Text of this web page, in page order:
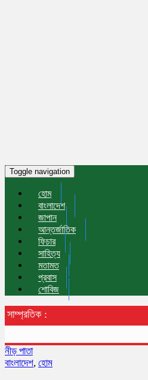
Toggle navigation
হোম
বাংলাদেশ
জাপান
আন্তর্জাতিক
ফিচার
সাহিত্য
মতামত
প্রবাস
শোবিজ
সাম্প্রতিক :
নীড় পাতা
বাংলাদেশ, হোম